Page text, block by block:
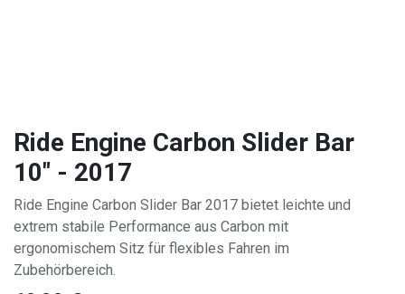
Ride Engine Carbon Slider Bar
10" - 2017
Ride Engine Carbon Slider Bar 2017 bietet leichte und
extrem stabile Performance aus Carbon mit
ergonomischem Sitz für flexibles Fahren im
Zubehörbereich.